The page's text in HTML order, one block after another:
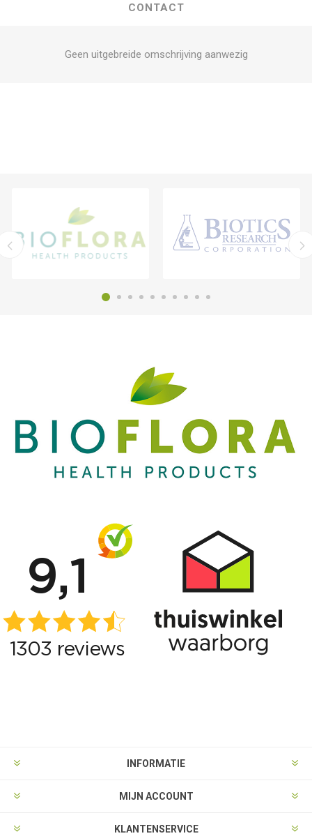
CONTACT
Geen uitgebreide omschrijving aanwezig
INFORMATIE
MIJN ACCOUNT
KLANTENSERVICE